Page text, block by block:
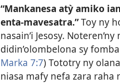
“Mankanesa atỳ amiko
enta-mavesatra.”Toy ny
nasain’i Jesosy.
didin’olombelona sy
Marka 7:7) Tototry ny
niasa mafy nefa zara raha